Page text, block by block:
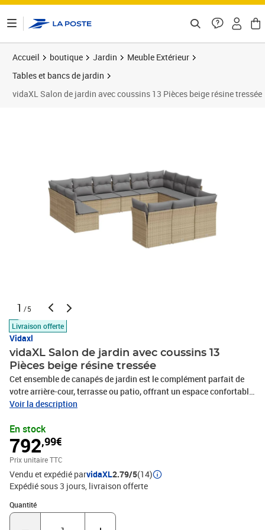
Accueil boutique Jardin
Meuble Extérieur
Tables et bancs de jardin
vidaXL Salon de jardin avec coussins 13 Pièces beige résine tressée
1 /5
Livraison offerte
Vidaxl
vidaXL Salon de jardin avec coussins 13
Pièces beige résine tressée
Cet ensemble de canapés de jardin est le complément parfait de
votre arrière-cour, terrasse ou patio, offrant un espace confortable
et accueillant pour discuter avec la famille et les amis ou
la résine tressée, également connue sous le nom de poly rotin, est
un matériau synthétique solide et nécessitant peu d'entretien qui
ressemble au rotin naturel. Il est léger, facile à nettoyer et
couramment utilisé pour les meubles d'extérieur en raison de sa
durabilité et de ses propriétés de résistance aux
intempéries.Expérience d'assise confortable : ce mobilier
d'extérieur, doté de coussins épais, offre une expérience d'assise
confortable.Housse amovible et lavable : ces coussins de siège
Voir la description
En stock
792,99€
Prix unitaire TTC
Vendu et expédié parvidaXL2.79/5(14)
Expédié sous 3 jours livraison offerte
Quantité
Quantité : 1